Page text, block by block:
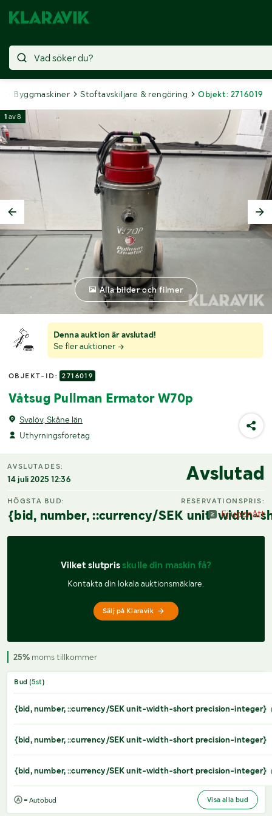
Byggmaskiner Stoftavskiljare & rengöring Objekt: 2716019
Denna auktion är avslutad!
Se fler auktioner
OBJEKT-ID: 2716019
Våtsug Pullman Ermator W70p
Svalöv, Skåne län
Uthyrningsföretag
1 av8
Alla bilder och filmer
AVSLUTADES:
14 juli 2025 12:36 Avslutad
HÖGSTA BUD:
{bid, number, ::currency/SEK unit-width-
RESERVATIONSPRIS:
Ej uppnått
Vilket slutpris skulle din maskin få?
Kontakta din lokala auktionsmäklare.
Sälj på Klaravik
25% moms tillkommer
Bud (5st)
{bid, number, ::currency/SEK unit-width-short precision-integer}
{bid, number, ::currency/SEK unit-width-short precision-integer}
{bid, number, ::currency/SEK unit-width-short precision-integer}
= Autobud Visa alla bud